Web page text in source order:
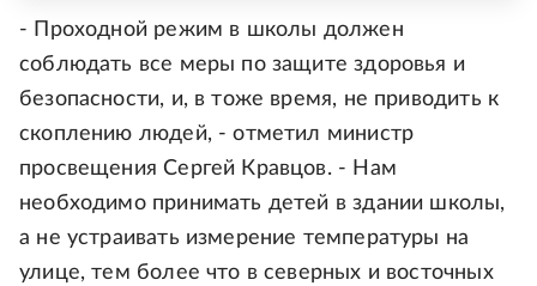
- Проходной режим в школы должен
соблюдать все меры по защите здоровья и
безопасности, и, в тоже время, не приводить к
скоплению людей, - отметил министр
просвещения Сергей Кравцов. - Нам
необходимо принимать детей в здании школы,
а не устраивать измерение температуры на
улице, тем более что в северных и восточных